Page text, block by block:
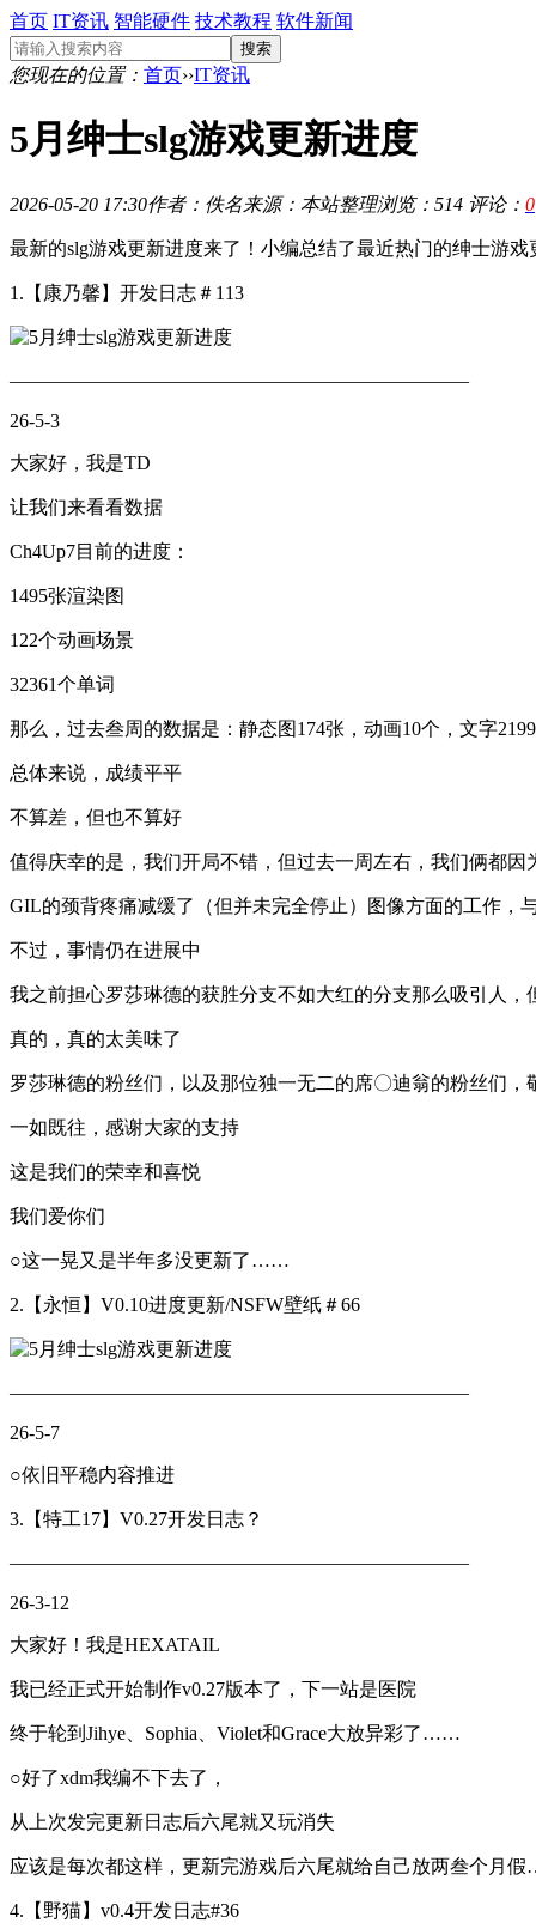
首页 IT资讯 智能硬件 技术教程 软件新闻
搜索
您现在的位置： 首页››IT资讯
5月绅士slg游戏更新进度
2026-05-20 17:30作者：佚名来源：本站整理浏览：514 评论： 0
最新的slg游戏更新进度来了！小编总结了最近热门的绅士游
1.【康乃馨】开发日志＃113
————————————————————————
26-5-3
大家好，我是TD
让我们来看看数据
Ch4Up7目前的进度：
1495张渲染图
122个动画场景
32361个单词
那么，过去叁周的数据是：静态图174张，动画10个，文字
总体来说，成绩平平
不算差，但也不算好
值得庆幸的是，我们开局不错，但过去一周左右，我们俩都因
GIL的颈背疼痛减缓了（但并未完全停止）图像方面的工作，
不过，事情仍在进展中
我之前担心罗莎琳德的获胜分支不如大红的分支那么吸引人
真的，真的太美味了
罗莎琳德的粉丝们，以及那位独一无二的席〇迪翁的粉丝们，
一如既往，感谢大家的支持
这是我们的荣幸和喜悦
我们爱你们
○这一晃又是半年多没更新了……
2.【永恒】V0.10进度更新/NSFW壁纸＃66
————————————————————————
26-5-7
○依旧平稳内容推进
3.【特工17】V0.27开发日志？
————————————————————————
26-3-12
大家好！我是HEXATAIL
我已经正式开始制作v0.27版本了，下一站是医院
终于轮到Jihye、Sophia、Violet和Grace大放异彩了……
○好了xdm我编不下去了，
从上次发完更新日志后六尾就又玩消失
应该是每次都这样，更新完游戏后六尾就给自己放两叁个月
4.【野猫】v0.4开发日志#36